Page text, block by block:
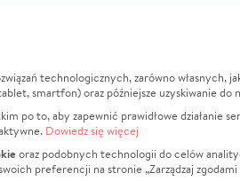
Informacje
Jak to działa?
Regulamin
Polityka Prywatności
O nas
Opinie
Raporty
Za
technologicznych, zarówno
smartfon) oraz późniejsze uzyskiwanie do
po to, aby zapewnić prawidłowe działanie
Dowiedz się więcej
oraz podobnych technologii do celów
preferencji na stronie „Zarządzaj